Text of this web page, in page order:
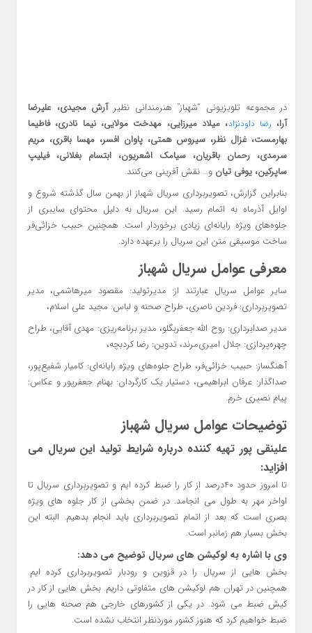
در مجموعه تلویزیونی “شهباز” هنرمندانی نظیر آرش مجیدی، علیرضا
آرا، رضا داودنژاد، میلاد میرزایی، مهدخت مولایی، نیما نادری، فاطیما
بهارمست، غزال نظر، سیروس همتی، پاوان افسر، مهسا باقری، مریم
سرمدی، رحمان باقریان، سیامک اشعریون، ابتسام بغلانی، فیلیپ
ساپرکین، یوفی تیان و… نقش آفرینی می‌کنند.
بنابراین گزارش، تصویربرداری سریال شهباز از بهمن سال گذشته شروع و
اوایل آذرماه به اتمام رسید. این سریال به دلیل محتوای سایبری از
جلوه‌های ویژه رایانه‌ای زیادی برخوردار است. همچنین حبیب خزائی‌فر
ساخت موسیقی متن این سریال را برعهده دارد.
معرفی عوامل سریال شهباز
سایر عوامل سریال عبارتند از: مدیرتولید: مقصود میرهاشمی، مدیر
تصویربرداری: فردین ناصری، طراح صحنه و لباس: مجید علی اسلام،
مدیر صدابرداری: روح الله جعفربگلو، مدیر برنامه‌ریزی: مهدی آقایی، طراح
چهره‌پردازی: جلال امیری‌مرند، تدوین: رضا کردبچه،
آهنگساز: حبیب خزائی‌فر، طراح جلوه‌های ویژه رایانه‌ای: کامیار شفیع‌پور،
صداگذار: عرفان ابراهیمی، دستیار یک کارگردان: بهنام جعفرپور و عکاس:
پیام نصیری خرم.
توضیحات عوامل سریال شهباز
علینقی پور تهیه کننده درباره شرایط تولید این سریال می
افزاید:
تا امروز حدود ۴۰درصد از کار را ضبط کرده ایم و تصویربرداری سریال تا
اواخر مهر به طول می انجامد. در ضمن بخشی از کار جلوه های ویژه
بصری است که بعد از اتمام تصویربرداری باید انجام بدهیم. البته این
بخش بسیار هم زمانبر است.
وی با اشاره به لوکیشن های سریال توضیح می دهد:
بخش هایی از سریال را در قزوین و رودبار تصویربرداری کرده ایم.
همچنین در تهران هم لوکیشن های متفاوتی داریم. بخش هایی از کار در
کیش ضبط می شود. در یکی از کشورهای خارجی هم صحنه هایی را
ضبط خواهیم کرد که هنوز کشور موردنظر انتخاب نشده است.